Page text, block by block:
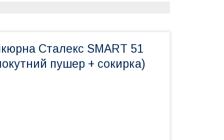
Сталекс SMART 51
пушер + сокирка)